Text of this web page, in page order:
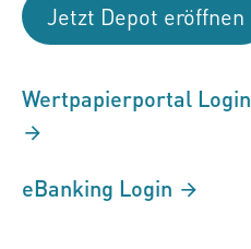
Jetzt Depot eröffnen
Wertpapierportal Login
eBanking Login